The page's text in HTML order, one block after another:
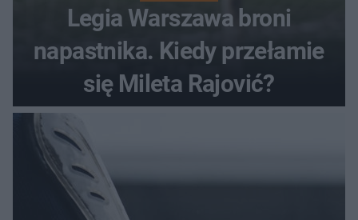
Legia Warszawa broni
napastnika. Kiedy przełamie
się Mileta Rajović?